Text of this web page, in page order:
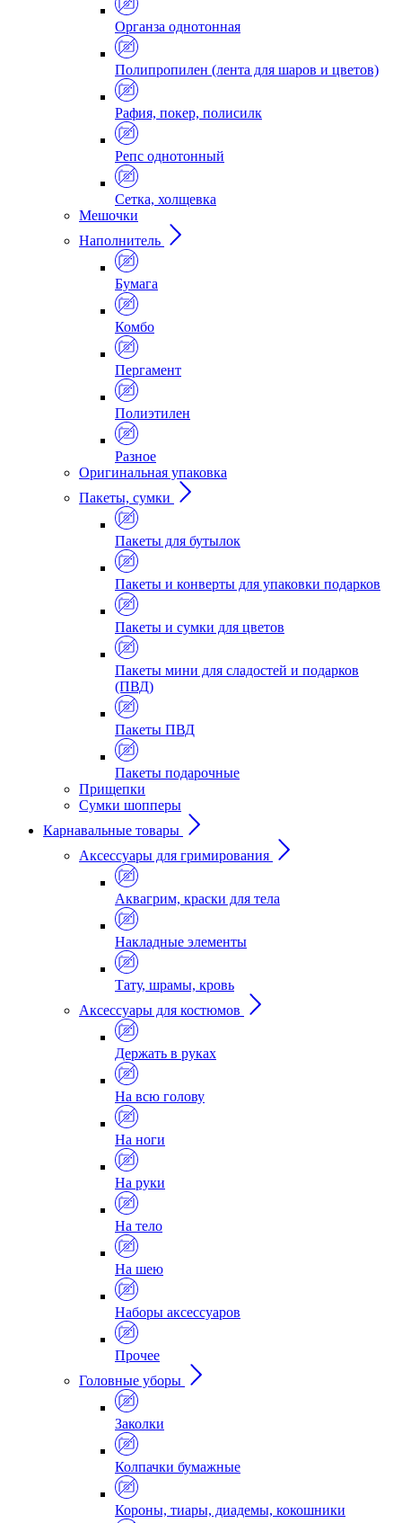
Органза однотонная
Полипропилен (лента для шаров и цветов)
Рафия, покер, полисилк
Репс однотонный
Сетка, холщевка
Мешочки
Наполнитель
Бумага
Комбо
Пергамент
Полиэтилен
Разное
Оригинальная упаковка
Пакеты, сумки
Пакеты для бутылок
Пакеты и конверты для упаковки подарков
Пакеты и сумки для цветов
Пакеты мини для сладостей и подарков
(ПВД)
Пакеты ПВД
Пакеты подарочные
Прищепки
Сумки шопперы
Карнавальные товары
Аксессуары для гримирования
Аквагрим, краски для тела
Накладные элементы
Тату, шрамы, кровь
Аксессуары для костюмов
Держать в руках
На всю голову
На ноги
На руки
На тело
На шею
Наборы аксессуаров
Прочее
Головные уборы
Заколки
Колпачки бумажные
Короны, тиары, диадемы, кокошники